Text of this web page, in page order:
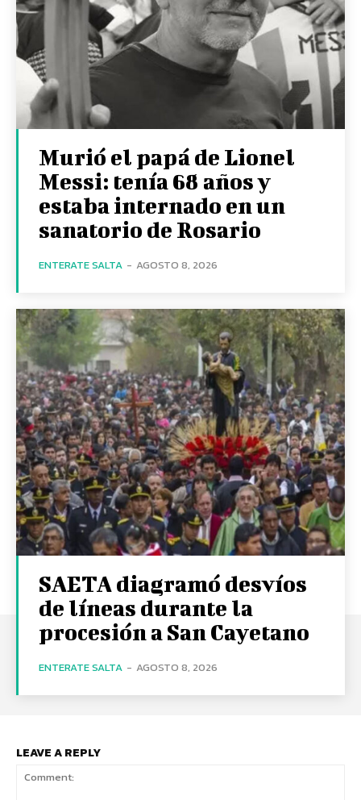
Murió el papá de Lionel
Messi: tenía 68 años y
estaba internado en un
sanatorio de Rosario
ENTERATE SALTA - AGOSTO 8, 2026
SAETA diagramó desvíos
de líneas durante la
procesión a San Cayetano
ENTERATE SALTA - AGOSTO 8, 2026
LEAVE A REPLY